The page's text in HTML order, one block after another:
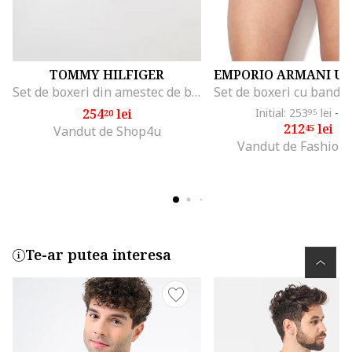
TOMMY HILFIGER
Set de boxeri din amestec de bumbac organic cu banda logo in talie - 3 perechi, Negru/Gri melange/Alb optic
25420lei
Vandut de Shop4u
Initial: 25395 lei -
21245lei
Vandut de Fashion
Te-ar putea interesa